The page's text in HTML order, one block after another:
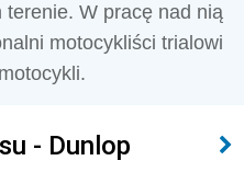
W pracę nad nią
motocykliści trialowi
- Dunlop